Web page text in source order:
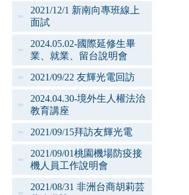
2021/12/1 新南向專班線上
面試
2024.05.02-國際延修生畢
業、就業、留台說明會
2021/09/22 友輝光電回訪
2024.04.30-境外生人權法治
教育講座
2021/09/15拜訪友輝光電
2021/09/01桃園機場防疫接
機人員工作說明會
2021/08/31 非洲台商胡莉芸